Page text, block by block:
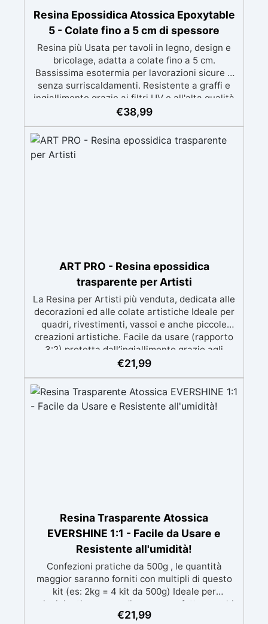
Resina Epossidica Atossica Epoxytable
5 - Colate fino a 5 cm di spessore
Resina più Usata per tavoli in legno, design e
bricolage, adatta a colate fino a 5 cm.
Bassissima esotermia per lavorazioni sicure e
senza surriscaldamenti. Resistente a graffi e
ingiallimento grazie ai filtri UV e all'alta qualità
meccanica. Bassa viscosità per eliminare bolle
BPA/VOC free e certificata per il contatto
prolungato con la pelle.
€38,99
ART PRO - Resina epossidica
trasparente per Artisti
La Resina per Artisti più venduta, dedicata alle
decorazioni ed alle colate artistiche Ideale per
quadri, rivestimenti, vassoi e anche piccole
creazioni artistiche. Facile da usare (rapporto
3:2) protetta dall’ingiallimento grazie agli
speciali filtri UV Formula densa : non cola via,
in 12-24h garantendo una superficie lucida e
brillante
€21,99
Resina Trasparente Atossica
EVERSHINE 1:1 - Facile da Usare e
Resistente all'umidità!
Confezioni pratiche da 500g , le quantità
maggior saranno forniti con multipli di questo
kit (es: 2kg = 4 kit da 500g) Ideale per
principianti: a prova di errore, perfetta per chi
inizia. Sempre lucida: garantisce una finitura
€21,99